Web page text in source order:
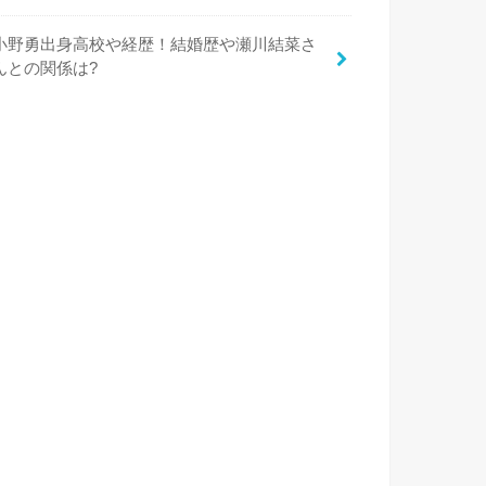
野勇出身高校や経歴！結婚歴や瀬川結菜さ
との関係は?